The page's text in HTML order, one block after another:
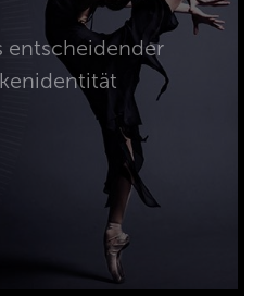
entscheidender